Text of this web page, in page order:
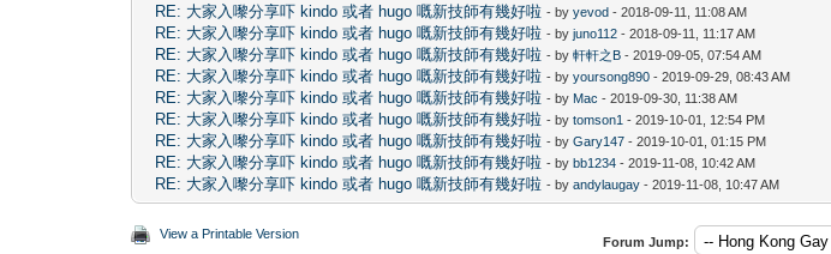
RE: 大家入嚟分享吓 kindo 或者 hugo 嘅新技師有幾好啦 - byyevod - 2018-09-11, 11:08 AM
RE: 大家入嚟分享吓 kindo 或者 hugo 嘅新技師有幾好啦 - byjuno112 - 2018-09-11, 11:17 AM
RE: 大家入嚟分享吓 kindo 或者 hugo 嘅新技師有幾好啦 - by軒軒之B - 2019-09-05, 07:54 AM
RE: 大家入嚟分享吓 kindo 或者 hugo 嘅新技師有幾好啦 - byyoursong890 - 2019-09-29, 08:43 AM
RE: 大家入嚟分享吓 kindo 或者 hugo 嘅新技師有幾好啦 - by Mac - 2019-09-30, 11:38 AM
RE: 大家入嚟分享吓 kindo 或者 hugo 嘅新技師有幾好啦 - bytomson1 - 2019-10-01, 12:54 PM
RE: 大家入嚟分享吓 kindo 或者 hugo 嘅新技師有幾好啦 - byGary147 - 2019-10-01, 01:15 PM
RE: 大家入嚟分享吓 kindo 或者 hugo 嘅新技師有幾好啦 - bybb1234 - 2019-11-08, 10:42 AM
RE: 大家入嚟分享吓 kindo 或者 hugo 嘅新技師有幾好啦 - byandylaugay - 2019-11-08, 10:47 AM
View a Printable Version
Forum Jump: